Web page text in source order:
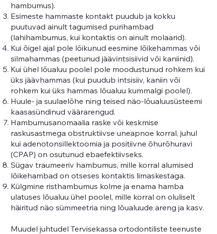
hambumus).
Esimeste hammaste kontakt puudub ja kokku
puutuvad ainult tagumised purihambad
(lahihambumus, kui kontaktis on ainult molaarid).
Kui õigel ajal pole lõikunud eesmine lõikehammas või
silmahammas (peetunud jäävintsisiivid või kaniinid).
Kui ühel lõualuu poolel pole moodustunud rohkem kui
üks jäävhammas (kui puudub intsisiiv, kaniin või
rohkem kui üks hammas lõualuu kummalgi poolel).
Huule- ja suulaelõhe ning teised näo-lõualuusüsteemi
kaasasündinud väärarengud.
Hambumusanomaalia raske või keskmise
raskusastmega obstruktiivse uneapnoe korral, juhul
kui adenotonsillektoomia ja positiivne õhurõhuravi
(CPAP) on osutunud ebaefektiivseks.
Sügav traumeeriv hambumus, mille korral alumised
lõikehambad on otseses kontaktis limaskestaga.
Külgmine risthambumus kolme ja enama hamba
ulatuses lõualuu ühel poolel, mille korral on oluliselt
häiritud näo sümmeetria ning lõualuude areng ja kasv.
Muudel juhtudel Tervisekassa ortodontiliste teenuste